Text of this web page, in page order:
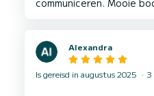
Alexandra
Is gereisd in augustus 2025 3